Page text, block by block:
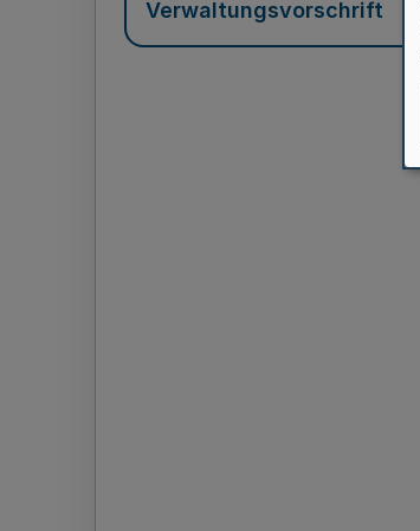
Verwaltungsvorschrift